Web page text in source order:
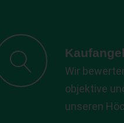
Wir
objektive
unseren